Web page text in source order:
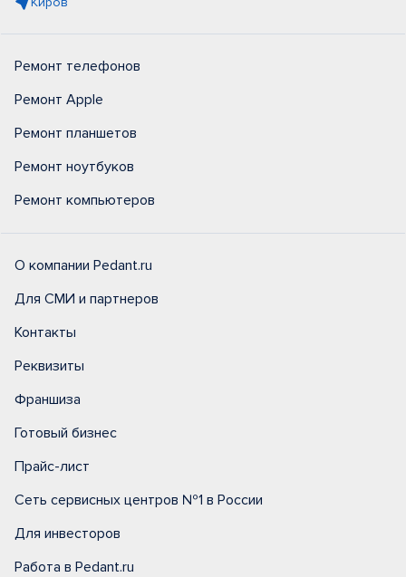
Ремонт телефонов
Ремонт Apple
Ремонт планшетов
Ремонт ноутбуков
Ремонт компьютеров
О компании Pedant.ru
Для СМИ и партнеров
Контакты
Реквизиты
Франшиза
Готовый бизнес
Прайс-лист
Сеть сервисных центров №1 в России
Для инвесторов
Работа в Pedant.ru